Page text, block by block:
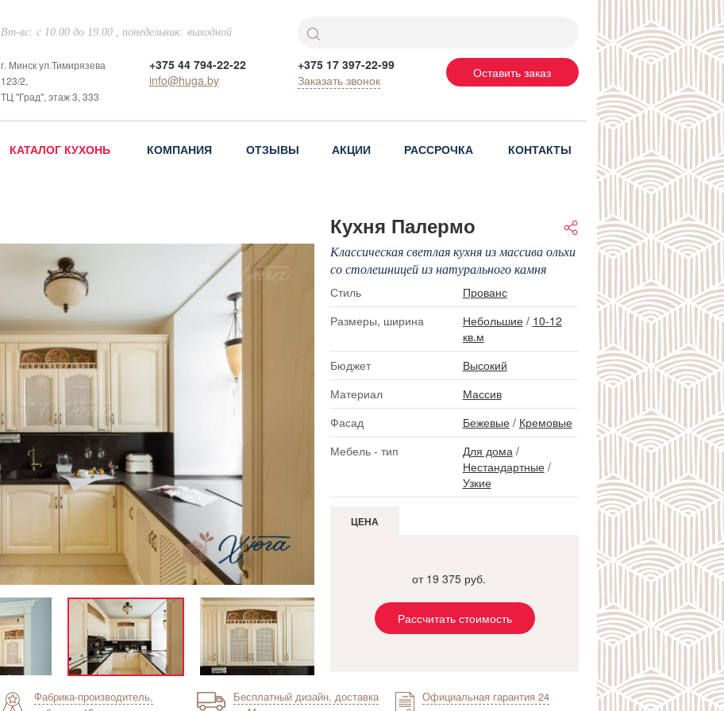
Вт-вс: с 10.00 до 19.00 , понедельник: выходной
г. Минск ул.Тимирязева
123/2,
ТЦ "Град", этаж 3, 333
+375 44 794-22-22
info@huga.by
+375 17 397-22-99
Заказать звонок
Оставить заказ
КАТАЛОГ КУХОНЬ КОМПАНИЯ ОТЗЫВЫ АКЦИИ РАССРОЧКА КОНТАКТЫ
Кухня Палермо
Классическая светлая кухня из массива ольхи
со столешницей из натурального камня
Стиль
Прованс
Размеры, ширина
Небольшие/ 10-12
кв.м
Бюджет
Высокий
Материал
Массив
Фасад
Бежевые/ Кремовые
Мебель - тип
Для дома/
Нестандартные/
Узкие
ЦЕНА
от 19 375 руб.
Рассчитать стоимость
Фабрика-производитель,
Бесплатный дизайн, доставка
Официальная гарантия 24